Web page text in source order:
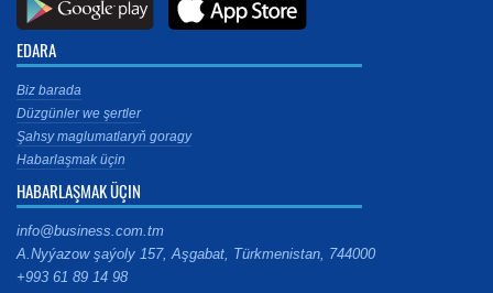
EDARA
Biz barada
Düzgünler we şertler
Şahsy maglumatlaryň goragy
Habarlaşmak üçin
HABARLAŞMAK ÜÇIN
info@business.com.tm
A.Nyýazow şaýoly 157, Aşgabat, Türkmenistan, 744000
+993 61 89 14 98